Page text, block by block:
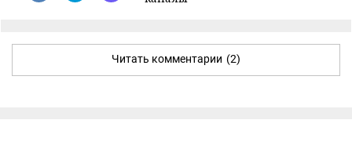
Читать комментарии (2)